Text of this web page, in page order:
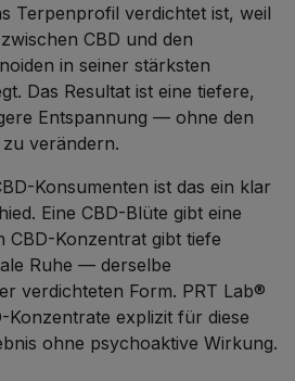
Terpenprofil verdichtet ist, weil
CBD und den
in seiner stärksten
Das Resultat ist eine tiefere,
Entspannung — ohne den
verändern.
Konsumenten ist das ein klar
Eine CBD-Blüte gibt eine
CBD-Konzentrat gibt tiefe
Ruhe — derselbe
verdichteten Form. PRT Lab®
Konzentrate explizit für diese
ohne psychoaktive Wirkung.